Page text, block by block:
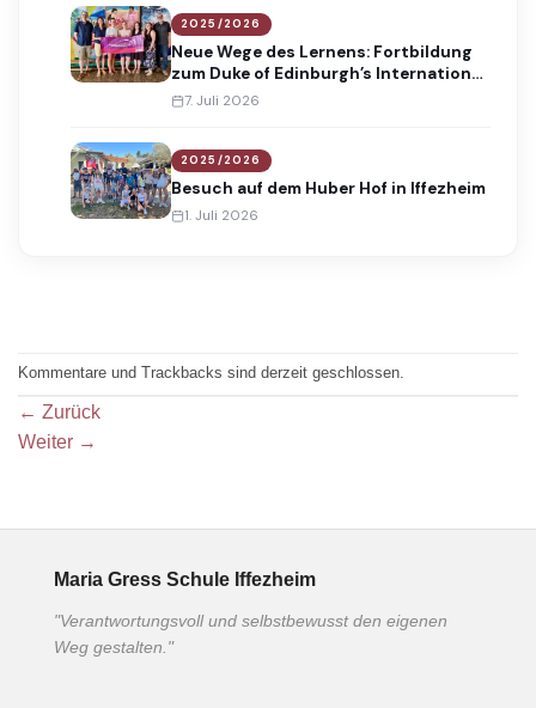
2025/2026
Neue Wege des Lernens: Fortbildung
zum Duke of Edinburgh’s International
Award
7. Juli 2026
2025/2026
Besuch auf dem Huber Hof in Iffezheim
1. Juli 2026
Kommentare und Trackbacks sind derzeit geschlossen.
← Zurück
Weiter →
Maria Gress Schule Iffezheim
"Verantwortungsvoll und selbstbewusst den eigenen
Weg gestalten."